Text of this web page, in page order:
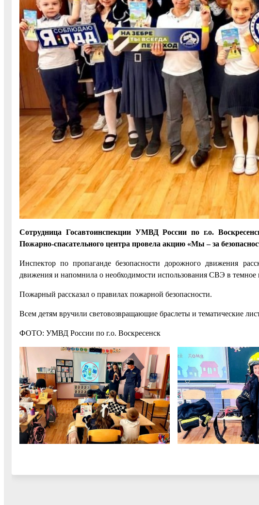
Сотрудница Госавтоинспекции УМВД России по г.о.
Пожарно-спасательного центра провела акцию «Мы – за
Инспектор по пропаганде безопасности дорожного движения
движения и напомнила о необходимости использования СВЭ в темное
Пожарный рассказал о правилах пожарной безопасности.
Всем детям вручили световозвращающие браслеты и тематические
ФОТО: УМВД России по г.о. Воскресенск